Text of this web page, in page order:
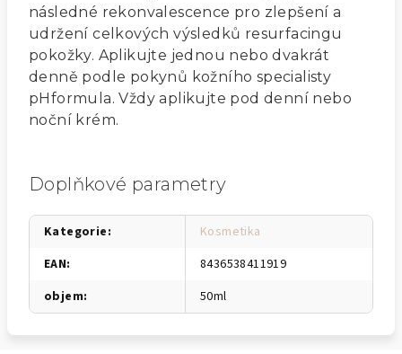
následné rekonvalescence pro zlepšení a
udržení celkovýchvýsledků resurfacingu
pokožky. Aplikujte jednou nebo dvakrát
denně podle pokynů kožního specialisty
pHformula. Vždy aplikujte pod denní nebo
noční krém.
Doplňkové parametry
Kategorie:
Kosmetika
EAN:
8436538411919
objem: 50ml